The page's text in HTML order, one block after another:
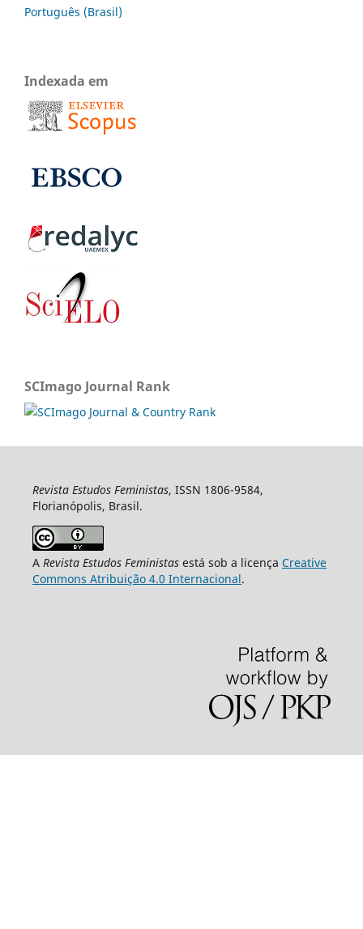
Português (Brasil)
Indexada em
SCImago Journal Rank
Revista Estudos Feministas, ISSN 1806-9584,
Florianópolis, Brasil.
A Revista Estudos Feministasestá sob a licença Creative
Commons Atribuição 4.0 Internacional.